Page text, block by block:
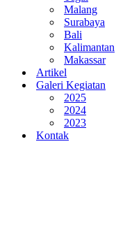
Malang
Surabaya
Bali
Kalimantan
Makassar
Artikel
Galeri Kegiatan
2025
2024
2023
Kontak